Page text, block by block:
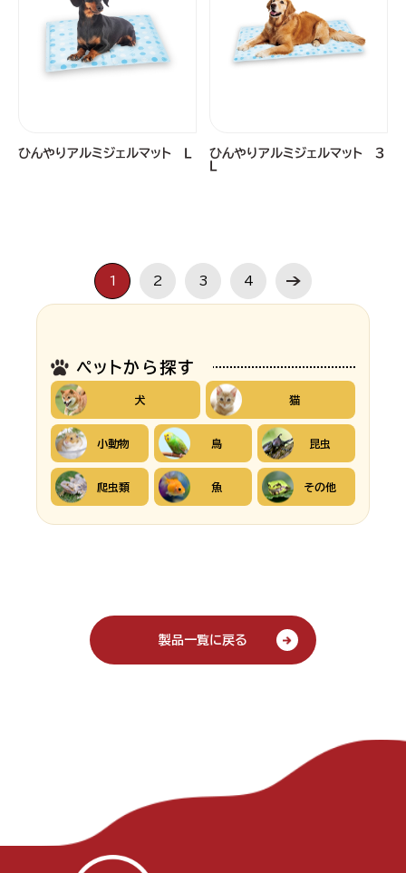
ひんやりアルミジェルマット Ｌ
ひんやりアルミジェルマット ３
1 2 3 4
ペットから探す
犬 猫
小動物 鳥 昆虫
爬虫類 魚 その他
製品一覧に戻る